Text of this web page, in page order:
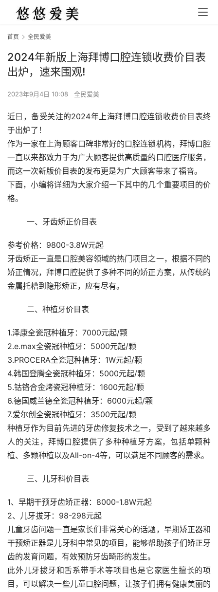
首页 全民爱美
2024年新版上海拜博口腔连锁收费价目表
出炉，速来围观!
2023年9月4日 10:08 全民爱美
近日，备受关注的2024年上海拜博口腔连锁收费价目表终
于出炉了！
作为一家在上海顾客口碑非常好的口腔连锁机构，拜博口腔
一直以来都致力于为广大顾客提供高质量的口腔医疗服务，
而这一次新版价目表的发布更是为广大顾客带来了福音。
下面，小编将详细为大家介绍一下其中的几个重要项目的价
格。
	一、牙齿矫正价目表
参考价格：9800-3.8W元起
牙齿矫正一直是口腔美容领域的热门项目之一，根据不同的
矫正情况，拜博口腔提供了多种不同的矫正方案，从传统的
金属托槽到隐形矫正，应有尽有。
	二、种植牙价目表
1.泽康全瓷冠种植牙：7000元起/颗
2.e.max全瓷冠种植牙：5000元起/颗
3.PROCERA全瓷冠种植牙：1W元起/颗
4.韩国登腾全瓷冠种植牙：5000元起/颗
5.钴铬合金烤瓷冠种植牙：1600元起/颗
6.德国威兰德全瓷冠种植牙：6000元起/颗
7.爱尔创全瓷冠种植牙：3500元起/颗
种植牙作为目前先进的牙齿修复技术之一，受到了越来越多
人的关注，拜博口腔提供了多种种植牙方案，包括单颗种
植、多颗种植以及All-on-4等，可以满足不同顾客的需求。
	三、儿牙科价目表
1、早期干预牙齿矫正器：8000-1.8W元起
2、儿牙拔牙：98-298元起
儿童牙齿问题一直是家长们非常关心的话题，早期矫正器和
干预矫正器是儿牙科中常见的项目，能够帮助孩子们矫正牙
齿的发育问题，有效预防牙齿畸形的发生。
此外儿牙拔牙和舌系带手术等项目也是它家医生擅长的项
目，可以解决一些儿童口腔问题，让孩子们拥有健康美丽的